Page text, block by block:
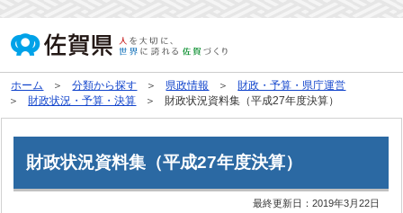
ホーム 分類から探す 県政情報
財政・予算・県庁運営
財政状況・予算・決算
財政状況資料集（平成27年度決算）
財政状況資料集（平成27年度決算）
最終更新日：2019年3月22日